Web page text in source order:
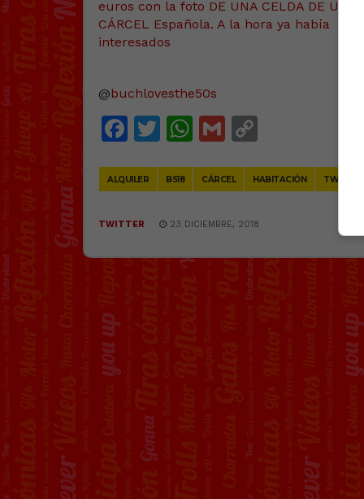
@buchlovesthe50s
Facebook
Twitter
WhatsApp
Gmail
ALQUILER BS18 CÁRCEL HABITACIÓN TWITTER
TWITTER 23 DICIEMBRE, 2018